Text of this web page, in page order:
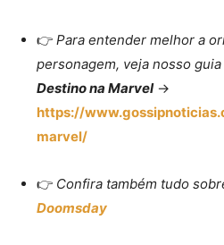
👉 Para entender melhor a
personagem, veja nosso
Destino na Marvel→
https://
marvel/
👉 Confira também tudo
Doomsday